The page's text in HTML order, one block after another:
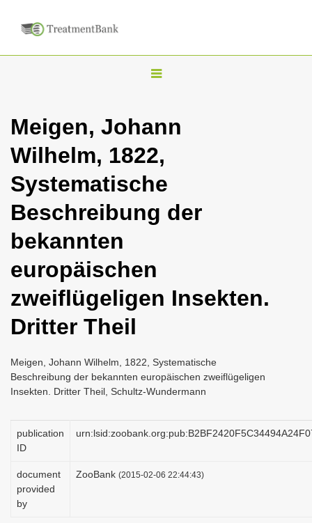
T
g
l
n
a
v
g
t
n
Meigen, Johann
Wilhelm, 1822,
Systematische
Beschreibung der
bekannten
europäischen
zweiflügeligen Insekten.
Dritter Theil
Meigen, Johann Wilhelm, 1822, Systematische
Beschreibung der bekannten europäischen zweiflügeligen
Insekten. Dritter Theil, Schultz-Wundermann
publication
ID
document
provided
by
ZooBank (2015-02-06 22:44:43)